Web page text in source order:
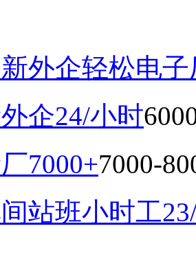
外企轻松电子
企24/小时
7000+7000-
站班小时工